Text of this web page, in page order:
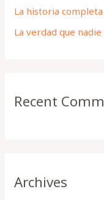
:La historia
La verdad que
Recent
Archives